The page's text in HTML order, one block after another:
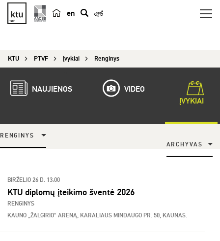
en
e
KTU PTVF Įvykiai Renginys
NAUJIENOS
VIDEO
ĮVYKIAI
RENGINYS
ARCHYVAS
BIRŽELIO 26 D. 13:00
KTU diplomų įteikimo šventė 2026
RENGINYS
KAUNO „ŽALGIRIO“ ARENĄ, KARALIAUS MINDAUGO PR. 50, KAUNAS.